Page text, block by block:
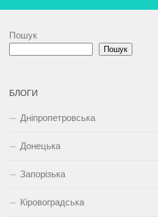
Пошук
Пошук
БЛОГИ
Дніпропетровська
Донецька
Запорізька
Кіровоградська